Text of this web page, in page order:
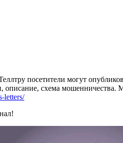
посетители могут
описание, схема
letters/